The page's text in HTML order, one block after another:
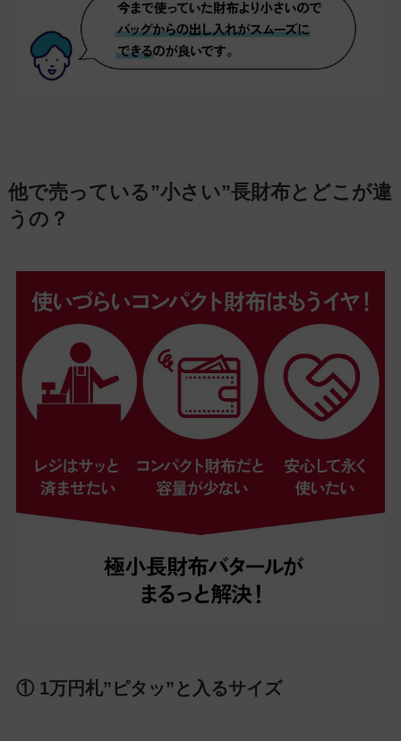
他で売っている”小さい”長財布とどこが違
うの？
① 1万円札”ピタッ”と入るサイズ